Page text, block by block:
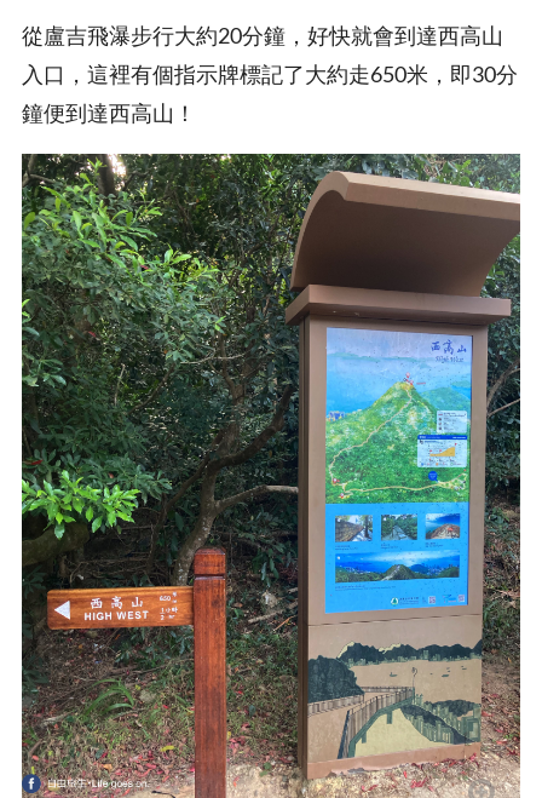
從盧吉飛瀑步行大約20分鐘，好快就會到達西高山
入口，這裡有個指示牌標記了大約走650米，即30分
鐘便到達西高山！